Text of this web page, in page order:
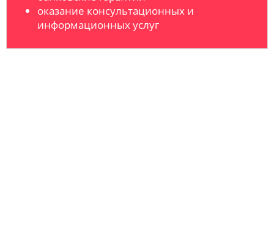
оказание консультационных и
информационных услуг